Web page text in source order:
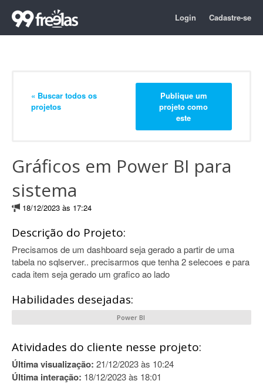
Login Cadastre-se
« Buscar todos os
projetos
Publique um
projeto como
este
Gráficos em Power BI para
sistema
18/12/2023 às 17:24
Descrição do Projeto:
Precisamos de um dashboard seja gerado a partir de uma
tabela no sqlserver.. precisarmos que tenha 2 selecoes e para
cada item seja gerado um grafico ao lado
Habilidades desejadas:
Power BI
Atividades do cliente nesse projeto:
Última visualização: 21/12/2023 às 10:24
Última interação: 18/12/2023 às 18:01